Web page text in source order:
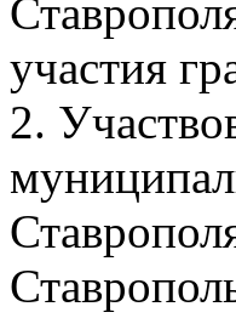
участия
2.